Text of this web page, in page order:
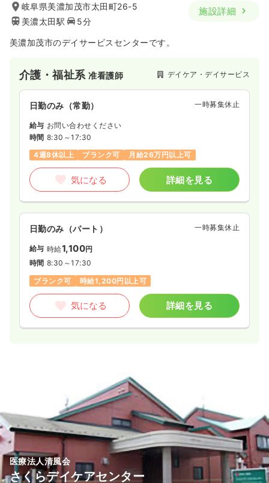
岐阜県美濃加茂市太田町26-5
美濃太田駅
5分
施設詳細
美濃加茂市のデイサービスセンターです。
介護・福祉系准看護師 デイケア・デイサービス
日勤のみ（常勤） 一時募集休止
給与 お問い合わせください
時間 8:30～17:30
4週8休以上
ブランク可 月給26万円以上可
気になる 詳細を見る
日勤のみ（パート） 一時募集休止
給与 時給1,100円
時間 8:30～17:30
ブランク可
時給1,200円以上可
気になる 詳細を見る
医療法人清風会
さくらデイケアセンター